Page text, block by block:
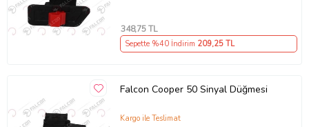
348,75 TL
Sepette %40 İndirim 209,25 TL
Falcon Cooper 50 Sinyal Düğmesi
Kargo ile Teslimat